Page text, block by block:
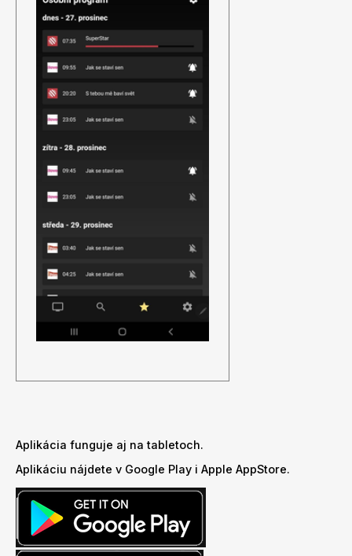
Aplikácia funguje aj na tabletoch.
Aplikáciu nájdete v Google Play i Apple AppStore.